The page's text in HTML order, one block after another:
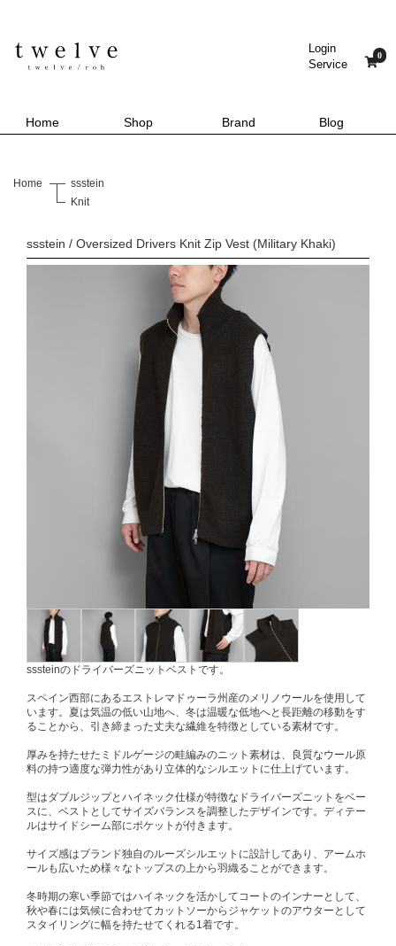
Login
Service
0
Home Shop Brand Blog
Home
ssstein
Knit
ssstein / Oversized Drivers Knit Zip Vest (Military Khaki)
sssteinのドライバーズニットベストです。
スペイン西部にあるエストレマドゥーラ州産のメリノウールを使用して
います。夏は気温の低い山地へ、冬は温暖な低地へと長距離の移動をす
ることから、引き締まった丈夫な繊維を特徴としている素材です。
厚みを持たせたミドルゲージの畦編みのニット素材は、良質なウール原
料の持つ適度な弾力性があり立体的なシルエットに仕上げています。
型はダブルジップとハイネック仕様が特徴なドライバーズニットをベー
スに、ベストとしてサイズバランスを調整したデザインです。ディテー
ルはサイドシーム部にポケットが付きます。
サイズ感はブランド独自のルーズシルエットに設計してあり、アームホ
ールも広いため様々なトップスの上から羽織ることができます。
冬時期の寒い季節ではハイネックを活かしてコートのインナーとして、
秋や春には気候に合わせてカットソーからジャケットのアウターとして
スタイリングに幅を持たせてくれる1着です。